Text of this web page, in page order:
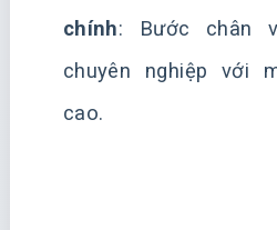
chính: Bước chân
chuyên nghiệp với
cao.